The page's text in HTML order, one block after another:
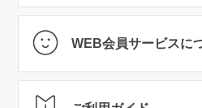
WEB会員サービスに